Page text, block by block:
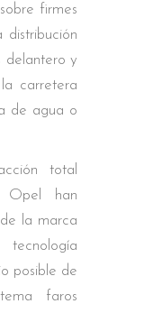
firmes
distribución
delantero y
carretera
de agua o
total
Opel han
la marca
posible de
faros